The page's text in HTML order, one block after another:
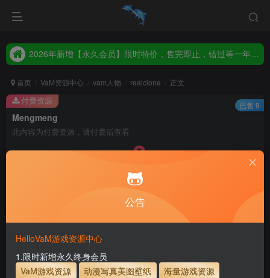
2026年新增【永久会员】限时特价，售完即止，错过等一年！！！
2026年新增【永久会员】限时特价，售完即止，错过等一年！！！
首页 VaM资源中心 vam人物 realclone 正文
Mengmeng
此内容为付费资源，请付费后查看
3
立即购买
主流网盘——高速下载
支付页面打不开或支付后不跳转请联系QQ：3317425885
付费资源 已售 9
公告
HelloVaM游戏资源中心
1.限时新增永久终身会员
VaM游戏资源
动漫写真美图壁纸
海量游戏资源